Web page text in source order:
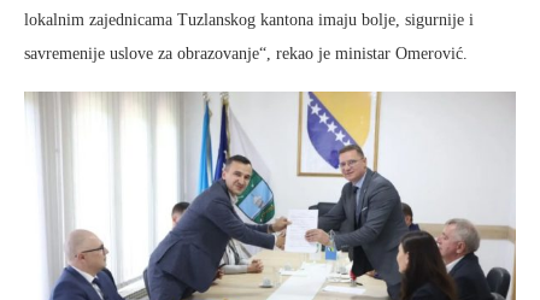
lokalnim zajednicama Tuzlanskog kantona imaju bolje, sigurnije i
savremenije uslove za obrazovanje“, rekao je ministar Omerović.